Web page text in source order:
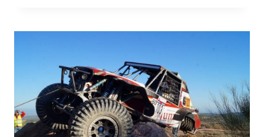
EN
V
MEMORIAL
DE
AUTOMOVILISMO
«PACO
MELERO»,